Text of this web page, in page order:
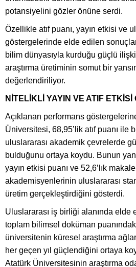
potansiyelini gözler önüne serdi.
Özellikle atıf puanı, yayın etkisi ve
göstergelerinde elde edilen
bilim dünyasıyla kurduğu güçlü
araştırma üretiminin somut bir
değerlendiriliyor.
NİTELİKLİ YAYIN VE ATIF ETKİSİ
Açıklanan performans
Üniversitesi, 68,95’lik atıf puanı ile
uluslararası akademik çevrelerde
bulduğunu ortaya koydu. Bunun
yayın etkisi puanı ve 52,6’lık
akademisyenlerinin uluslararası
üretim gerçekleştirdiğini gösterdi.
Uluslararası iş birliği alanında elde
toplam bilimsel doküman
üniversitenin küresel araştırma
her geçen yıl güçlendiğini ortaya
Atatürk Üniversitesinin araştırma